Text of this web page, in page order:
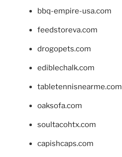
bbq-empire-usa.com
feedstoreva.com
drogopets.com
ediblechalk.com
tabletennisnearme.com
oaksofa.com
soultacohtx.com
capishcaps.com